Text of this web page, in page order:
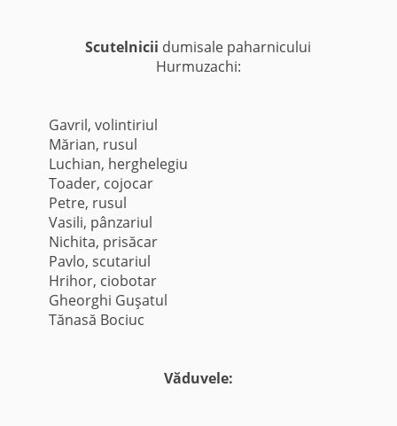
Scutelnicii dumisale paharnicului
Hurmuzachi:
Gavril, volintiriul
Mărian, rusul
Luchian, herghelegiu
Toader, cojocar
Petre, rusul
Vasili, pânzariul
Nichita, prisăcar
Pavlo, scutariul
Hrihor, ciobotar
Gheorghi Guşatul
Tănasă Bociuc
Văduvele: